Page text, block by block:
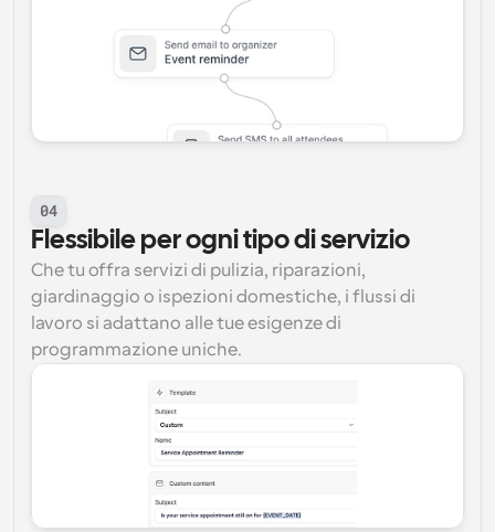
04
Flessibile per ogni tipo di servizio
Che tu offra servizi di pulizia, riparazioni,
giardinaggio o ispezioni domestiche, i flussi di
lavoro si adattano alle tue esigenze di
programmazione uniche.